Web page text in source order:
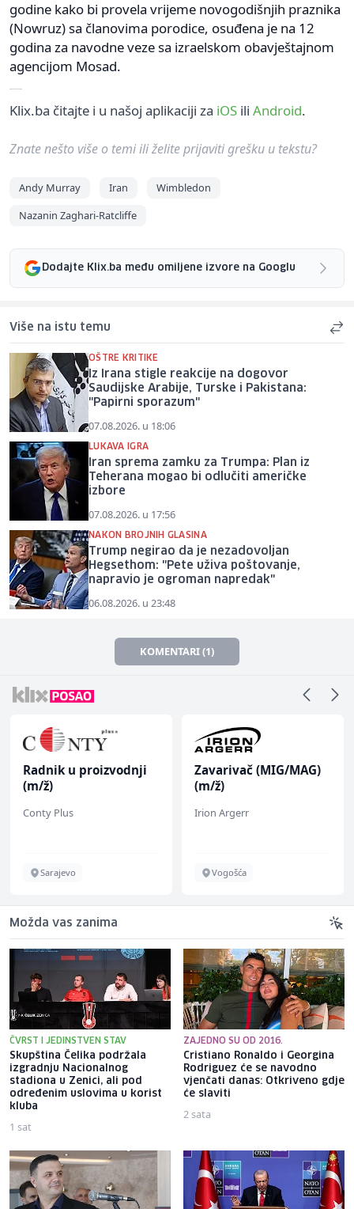
godine kako bi provela vrijeme novogodišnjih praznika
(Nowruz) sa članovima porodice, osuđena je na 12
godina za navodne veze sa izraelskom obavještajnom
agencijom Mosad.
Klix.ba čitajte i u našoj aplikaciji za iOS ili Android.
Znate nešto više o temi ili želite prijaviti grešku u tekstu?
Andy Murray Iran
Wimbledon
Nazanin Zaghari-Ratcliffe
Dodajte Klix.ba među omiljene izvore na Googlu
Više na istu temu
OŠTRE KRITIKE
Iz Irana stigle reakcije na dogovor
Saudijske Arabije, Turske i Pakistana:
"Papirni sporazum"
07.08.2026. u 18:06
LUKAVA IGRA
Iran sprema zamku za Trumpa: Plan iz
Teherana mogao bi odlučiti američke
izbore
07.08.2026. u 17:56
NAKON BROJNIH GLASINA
Trump negirao da je nezadovoljan
Hegsethom: "Pete uživa poštovanje,
napravio je ogroman napredak"
06.08.2026. u 23:48
KOMENTARI (1)
Radnik u proizvodnji
(m/ž)
Conty Plus
Sarajevo
Zavarivač (MIG/MAG)
(m/ž)
Irion Argerr
Vogošća
Možda vas zanima
ČVRST I JEDINSTVEN STAV
Skupština Čelika podržala
izgradnju Nacionalnog
stadiona u Zenici, ali pod
određenim uslovima u korist
kluba
1 sat
ZAJEDNO SU OD 2016.
Cristiano Ronaldo i Georgina
Rodriguez će se navodno
vjenčati danas: Otkriveno gdje
će slaviti
2 sata